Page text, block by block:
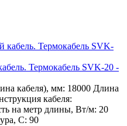
Термокабель SVK-20 -
кабеля), мм: 18000 Длина
кабеля:
на метр длины, Вт/м: 20
С: 90